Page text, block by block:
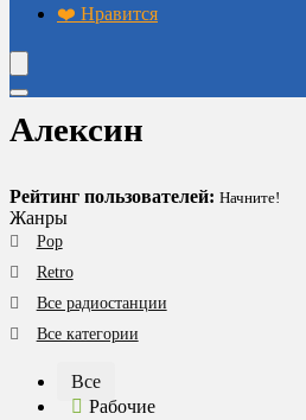
❤️ Нравится
Алексин
Рейтинг пользователей: Начните!
Жанры
Pop
Retro
Все радиостанции
Все категории
Все
Рабочие